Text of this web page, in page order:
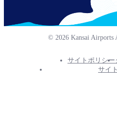
© 2026 Kansai Airports
サイトポリシー
サイ